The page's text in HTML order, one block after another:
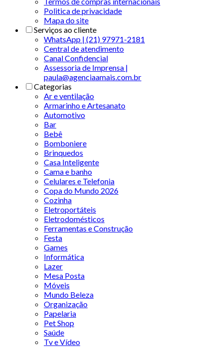
Politica de privacidade
Mapa do site
Serviços ao cliente
WhatsApp | (21) 97971-2181
Central de atendimento
Canal Confidencial
Assessoria de Imprensa |
paula@agenciaamais.com.br
Categorias
Ar e ventilação
Armarinho e Artesanato
Automotivo
Bar
Bebê
Bomboniere
Brinquedos
Casa Inteligente
Cama e banho
Celulares e Telefonia
Copa do Mundo 2026
Cozinha
Eletroportáteis
Eletrodomésticos
Ferramentas e Construção
Festa
Games
Informática
Lazer
Mesa Posta
Móveis
Mundo Beleza
Organização
Papelaria
Pet Shop
Saúde
Tv e Vídeo